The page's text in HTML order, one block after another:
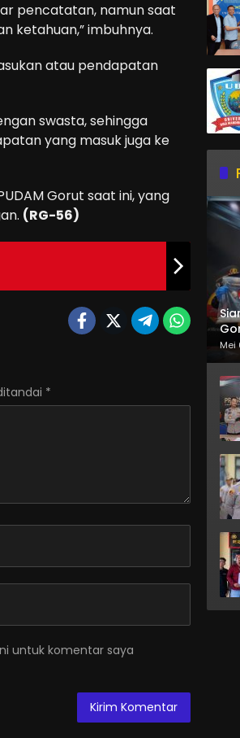
pencatatan, namun saat
ketahuan,” imbuhnya.
atau pendapatan
swasta, sehingga
yang masuk juga ke
Gorut saat ini, yang
(RG-56)
*
untuk komentar saya
Mei